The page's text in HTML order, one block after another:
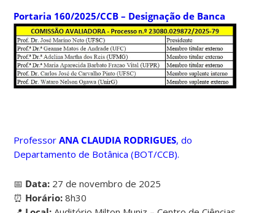
Portaria 160/2025/CCB – Designação de Banca
ProfessorANA CLAUDIA RODRIGUES, do
Departamento de Botânica (BOT/CCB).
📅 Data: 27 de novembro de 2025
⏰ Horário: 8h30